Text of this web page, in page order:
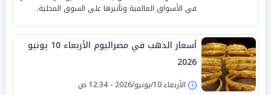
في الأسواق العالمية وتأثيرها على السوق المحلية.
أسعار الذهب في مصراليوم الأربعاء 10 يونيو
2026
الأربعاء 10/يونيو/2026 - 12:34 ص